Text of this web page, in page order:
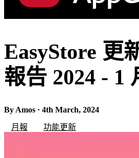
EasyStore 更
報告 2024 - 1
By Amos · 4th March, 2024
月報
功能更新